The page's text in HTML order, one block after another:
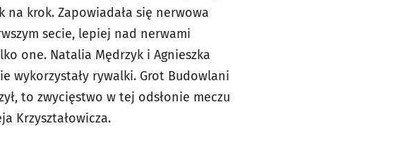
krok. Zapowiadała się nerwowa
secie, lepiej nad nerwami
one. Natalia Mędrzyk i Agnieszka
wykorzystały rywalki. Grot Budowlani
to zwycięstwo w tej odsłonie meczu
Krzyształowicza.